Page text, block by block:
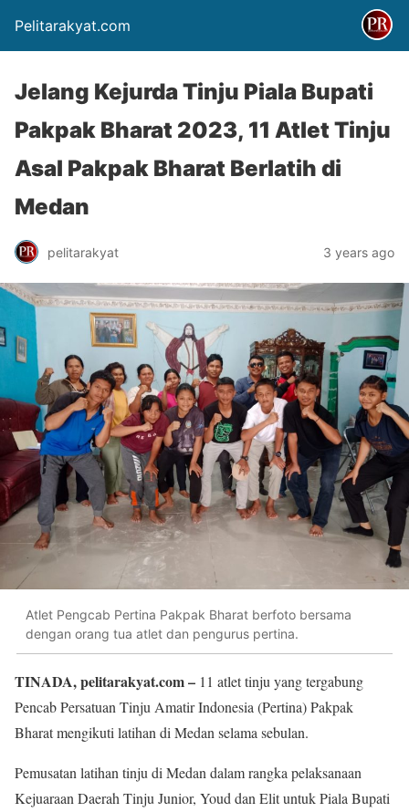
Pelitarakyat.com
Jelang Kejurda Tinju Piala Bupati
Pakpak Bharat 2023, 11 Atlet Tinju
Asal Pakpak Bharat Berlatih di
Medan
pelitarakyat 3 years ago
Atlet Pengcab Pertina Pakpak Bharat berfoto bersama
dengan orang tua atlet dan pengurus pertina.
TINADA, pelitarakyat.com – 11 atlet tinju yang tergabung
Pencab Persatuan Tinju Amatir Indonesia (Pertina) Pakpak
Bharat mengikuti latihan di Medan selama sebulan.
Pemusatan latihan tinju di Medan dalam rangka pelaksanaan
Kejuaraan Daerah Tinju Junior, Youd dan Elit untuk Piala Bupati